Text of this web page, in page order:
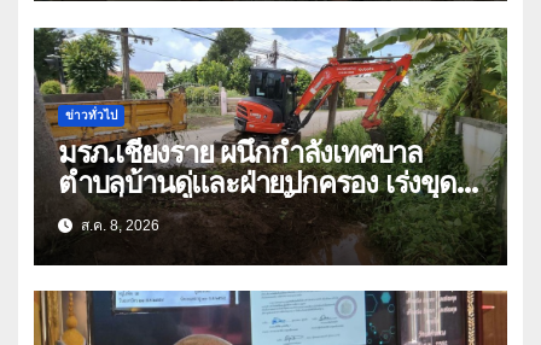
ข่าวทั่วไป
มรภ.เชียงราย ผนึกกำลังเทศบาล
ตำบลบ้านดู่และฝ่ายปกครอง เร่งขุด
ลอกสิ่งกีดขวางทางน้ำ ป้องกันและลด
ปัญหาน้ำท่วม
ส.ค. 8, 2026